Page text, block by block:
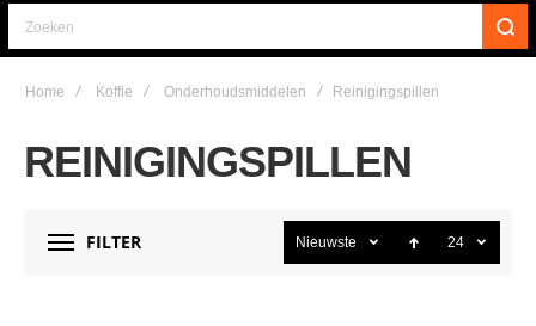
Zoeken
Home Koffie Onderhoudsmiddelen Reinigingspillen
REINIGINGSPILLEN
FILTER Nieuwste 24